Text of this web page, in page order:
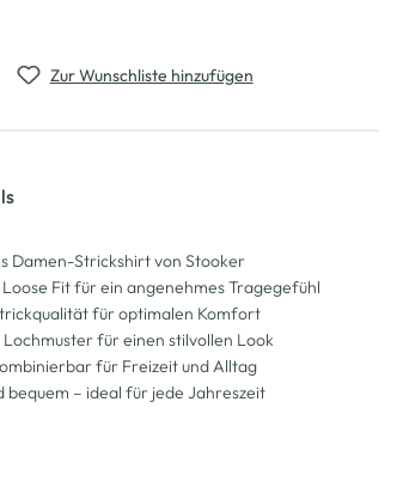
Zur Wunschliste hinzufügen
Damen-Strickshirt von Stooker
Fit für ein angenehmes Tragegefühl
für optimalen Komfort
Lochmuster für einen stilvollen Look
für Freizeit und Alltag
bequem – ideal für jede Jahreszeit